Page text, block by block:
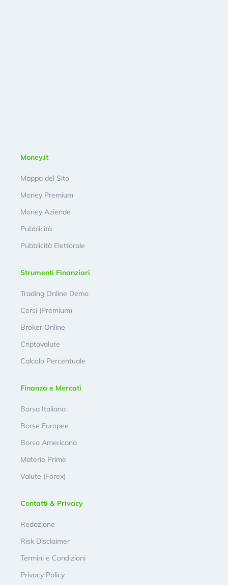
Money.it
Mappa del Sito
Money Premium
Money Aziende
Pubblicità
Pubblicità Elettorale
Strumenti Finanziari
Trading Online Demo
Corsi (Premium)
Broker Online
Criptovalute
Calcolo Percentuale
Finanza e Mercati
Borsa Italiana
Borse Europee
Borsa Americana
Materie Prime
Valute (Forex)
Contatti & Privacy
Redazione
Risk Disclaimer
Termini e Condizioni
Privacy Policy